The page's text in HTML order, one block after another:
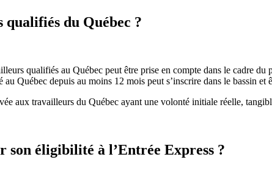
du Québec ?
qualifiés au Québec peut être prise en compte dans le cadre
Québec depuis au moins 12 mois peut s’inscrire dans le bassin et
aux travailleurs du Québec ayant une volonté initiale réelle,
son éligibilité à l’Entrée Express ?